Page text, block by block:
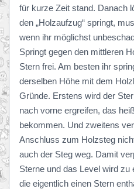
für kurze Zeit stand. Danach
den „Holzaufzug“ springt,
wenn ihr möglichst
Springt gegen den mittleren
Stern frei. Am besten ihr
derselben Höhe mit dem
Gründe. Erstens wird der
nach vorne ergreifen, das
bekommen. Und zweitens
Anschluss zum Holzsteg
auch der Steg weg. Damit
Sterne und das Level wird zu
die eigentlich einen Stern